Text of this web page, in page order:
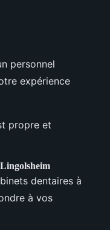
personnel
expérience
propre et
dentaires à
à vos